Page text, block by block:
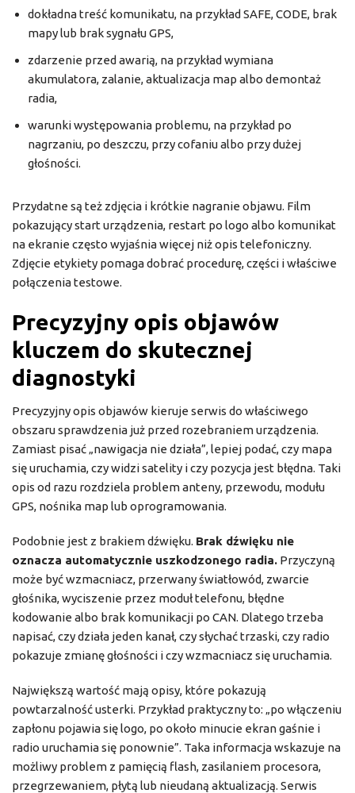
dokładna treść komunikatu, na przykład SAFE, CODE, brak
mapy lub brak sygnału GPS,
zdarzenie przed awarią, na przykład wymiana
akumulatora, zalanie, aktualizacja map albo demontaż
radia,
warunki występowania problemu, na przykład po
nagrzaniu, po deszczu, przy cofaniu albo przy dużej
głośności.
Przydatne są też zdjęcia i krótkie nagranie objawu. Film
pokazujący start urządzenia, restart po logo albo komunikat
na ekranie często wyjaśnia więcej niż opis telefoniczny.
Zdjęcie etykiety pomaga dobrać procedurę, części i właściwe
połączenia testowe.
Precyzyjny opis objawów
kluczem do skutecznej
diagnostyki
Precyzyjny opis objawów kieruje serwis do właściwego
obszaru sprawdzenia już przed rozebraniem urządzenia.
Zamiast pisać „nawigacja nie działa”, lepiej podać, czy mapa
się uruchamia, czy widzi satelity i czy pozycja jest błędna. Taki
opis od razu rozdziela problem anteny, przewodu, modułu
GPS, nośnika map lub oprogramowania.
Podobnie jest z brakiem dźwięku. Brak dźwięku nie
oznacza automatycznie uszkodzonego radia. Przyczyną
może być wzmacniacz, przerwany światłowód, zwarcie
głośnika, wyciszenie przez moduł telefonu, błędne
kodowanie albo brak komunikacji po CAN. Dlatego trzeba
napisać, czy działa jeden kanał, czy słychać trzaski, czy radio
pokazuje zmianę głośności i czy wzmacniacz się uruchamia.
Największą wartość mają opisy, które pokazują
powtarzalność usterki. Przykład praktyczny to: „po włączeniu
zapłonu pojawia się logo, po około minucie ekran gaśnie i
radio uruchamia się ponownie”. Taka informacja wskazuje na
możliwy problem z pamięcią flash, zasilaniem procesora,
przegrzewaniem, płytą lub nieudaną aktualizacją. Serwis